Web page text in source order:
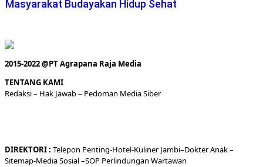
Masyarakat Budayakan Hidup Sehat
2015-2022 @PT Agrapana Raja Media
TENTANG KAMI
Redaksi– Hak Jawab – Pedoman Media Siber
DIREKTORI: Telepon Penting-Hotel-KulinerJambi–DokterAnak –
Sitemap-Media Sosial –SOP Perlindungan Wartawan